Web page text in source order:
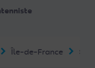
Île-de-France